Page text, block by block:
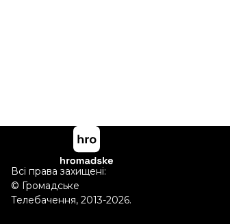
Всі права захищені:
© Громадське
Телебачення, 2013-2026.